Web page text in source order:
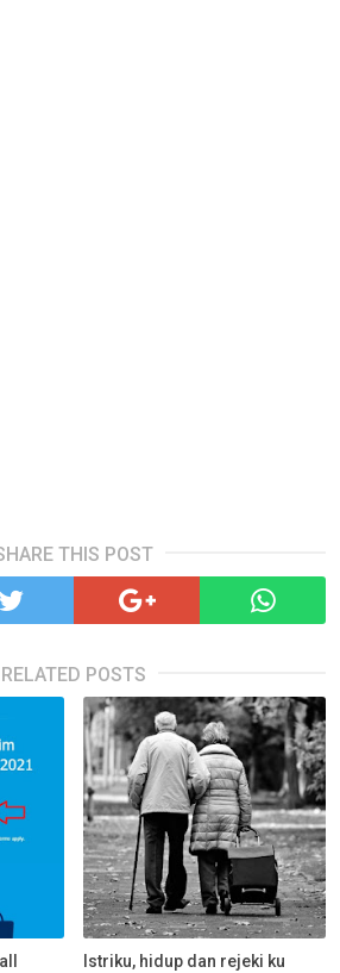
THIS POST
RELATED POSTS
Istriku, hidup dan rejeki ku